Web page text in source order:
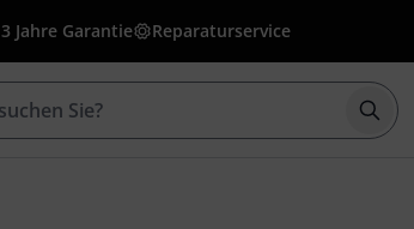
3 Jahre Garantie Reparaturservice